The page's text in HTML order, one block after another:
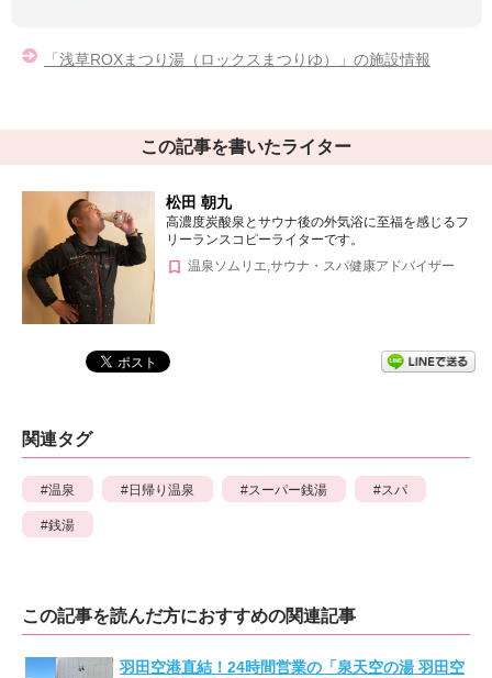
「浅草ROXまつり湯（ロックスまつりゆ）」の施設情報
この記事を書いたライター
松田 朝九
高濃度炭酸泉とサウナ後の外気浴に至福を感じるフ
リーランスコピーライターです。
温泉ソムリエ,サウナ・スパ健康アドバイザー
関連タグ
温泉 日帰り温泉 スーパー銭湯 スパ
銭湯
この記事を読んだ方におすすめの関連記事
羽田空港直結！24時間営業の「泉天空の湯 羽田空